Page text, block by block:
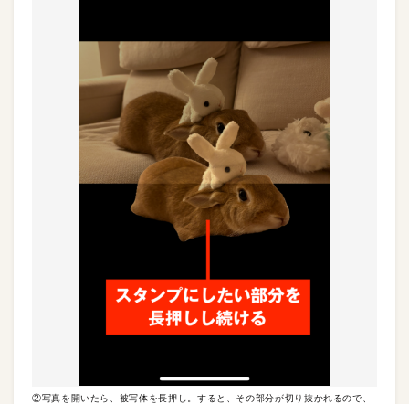
②写真を開いたら、被写体を長押し。すると、その部分が切り抜かれるので、